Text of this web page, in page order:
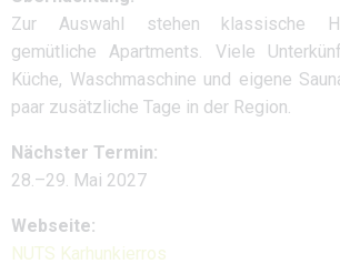
Zur Auswahl stehen klassische
gemütliche Apartments. Viele
Küche, Waschmaschine und eigene
paar zusätzliche Tage in der Region.
Nächster Termin:
28.–29. Mai 2027
Webseite:
NUTS Karhunkierros